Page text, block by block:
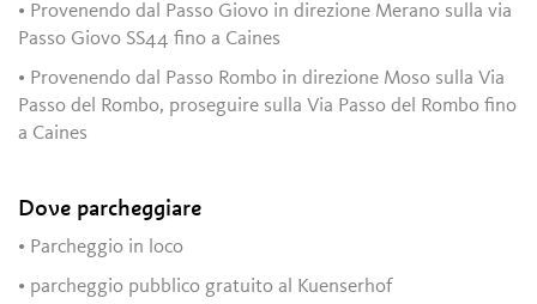
• Provenendo dal Passo Giovo in direzione Merano sulla via
Passo Giovo SS44 fino a Caines
• Provenendo dal Passo Rombo in direzione Moso sulla Via
Passo del Rombo, proseguire sulla Via Passo del Rombo fino
a Caines
Dove parcheggiare
• Parcheggio in loco
• parcheggio pubblico gratuito al Kuenserhof